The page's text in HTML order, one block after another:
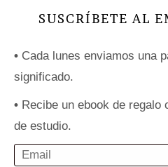
SUSCRÍBETE AL
• Cada lunes enviamos una
significado.
• Recibe un ebook de
de estudio.